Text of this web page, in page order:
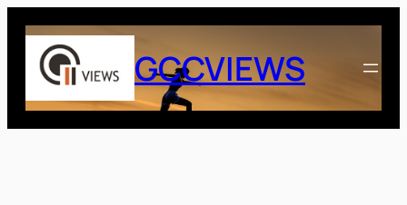
Saltar
contenido
GCCVIEWS